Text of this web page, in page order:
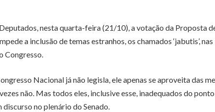
nesta quarta-feira (21/10), a votação da Proposta
a inclusão de temas estranhos, os chamados ‘jabutis’,
Congresso.
Nacional já não legisla, ele apenas se aproveita das
não. Mas todos eles, inclusive esse, inadequados do
no plenário do Senado.